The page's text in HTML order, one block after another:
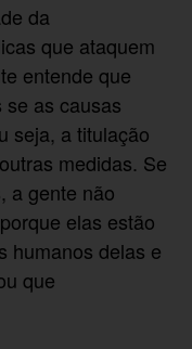
da
que ataquem
entende que
as causas
seja, a titulação
medidas. Se
a gente não
elas estão
humanos delas e
que